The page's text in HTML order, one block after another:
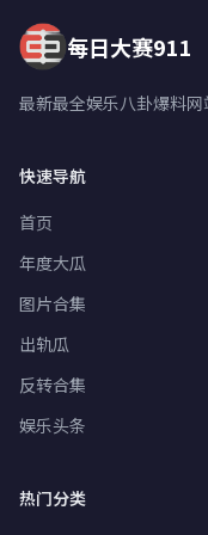
每日大赛911
最新最全娱乐八卦爆料网
快速导航
首页
年度大瓜
图片合集
出轨瓜
反转合集
娱乐头条
热门分类